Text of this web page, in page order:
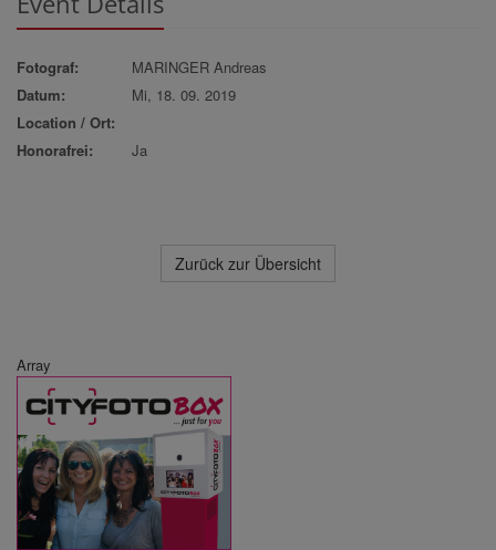
Fotograf:
MARINGER Andreas
Datum:
Mi, 18. 09. 2019
Location / Ort:
Honorafrei:
Ja
Zurück zur Übersicht
Array